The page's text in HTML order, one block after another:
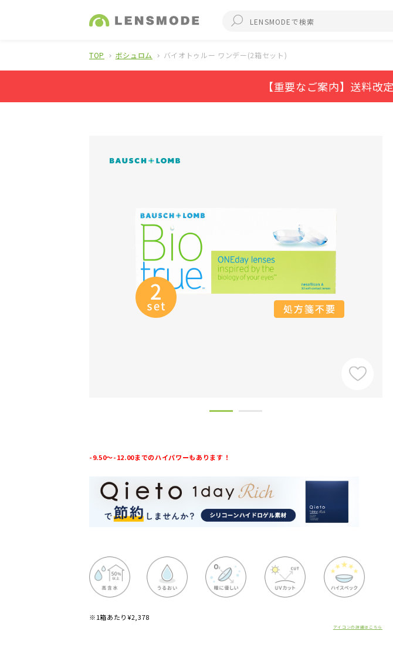
TOP ボシュロム バイオトゥルー ワンデー(2箱セット)
【重要なご案内】送料改
-9.50～-12.00までのハイパワーもあります！
※1箱あたり¥2,378
アイコンの詳細はこちら